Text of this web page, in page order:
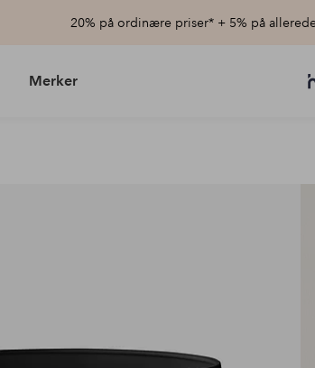
20% på ordinære priser* + 5% på
Merker
–